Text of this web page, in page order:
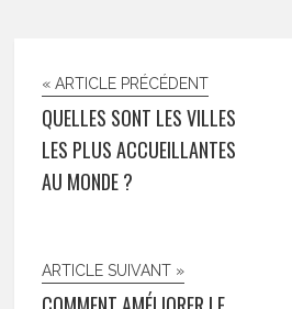
« ARTICLE PRÉCÉDENT
QUELLES SONT LES VILLES
LES PLUS ACCUEILLANTES
AU MONDE ?
ARTICLE SUIVANT »